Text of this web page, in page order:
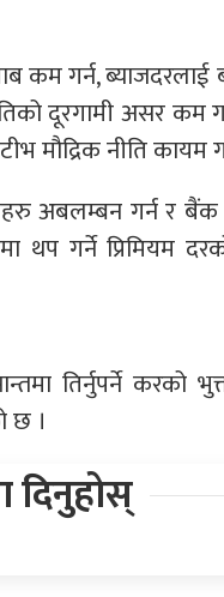
कम गर्न, ब्याजदरलाई
दूरगामी असर कम
मौद्रिक नीति
अबलम्बन गर्न र बैंक
गर्ने प्रिमियम
तिर्नुपर्ने करको
छ ।
दिनुहोस्